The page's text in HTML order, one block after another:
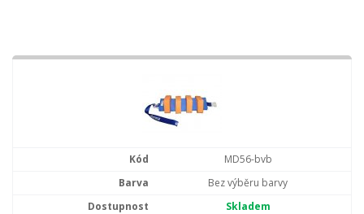
MD56-bvb
Bez výběru barvy
Skladem